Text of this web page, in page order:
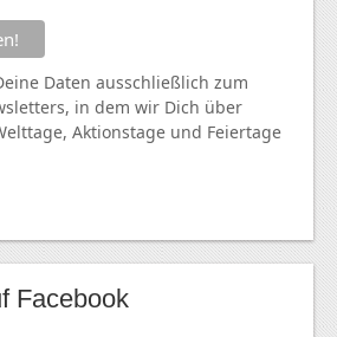
Daten ausschließlich zum
in dem wir Dich über
Aktionstage und Feiertage
Facebook